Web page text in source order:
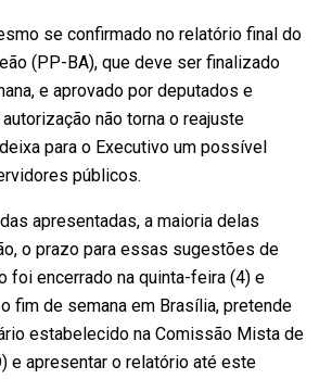
se confirmado no relatório final do
(PP-BA), que deve ser finalizado
e aprovado por deputados e
não torna o reajuste
para o Executivo um possível
públicos.
apresentadas, a maioria delas
o prazo para essas sugestões de
foi encerrado na quinta-feira (4) e
fim de semana em Brasília, pretende
estabelecido na Comissão Mista de
e apresentar o relatório até este